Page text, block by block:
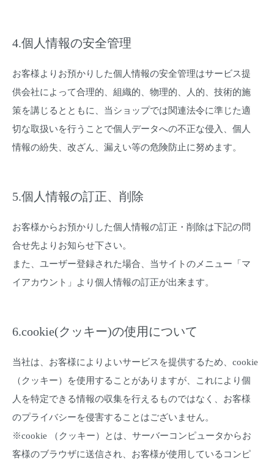
4.個人情報の安全管理
お客様よりお預かりした個人情報の安全管理はサービス提
供会社によって合理的、組織的、物理的、人的、技術的施
策を講じるとともに、当ショップでは関連法令に準じた適
切な取扱いを行うことで個人データへの不正な侵入、個人
情報の紛失、改ざん、漏えい等の危険防止に努めます。
5.個人情報の訂正、削除
お客様からお預かりした個人情報の訂正・削除は下記の問
合せ先よりお知らせ下さい。
また、ユーザー登録された場合、当サイトのメニュー「マ
イアカウント」より個人情報の訂正が出来ます。
6.cookie(クッキー)の使用について
当社は、お客様によりよいサービスを提供するため、cookie
（クッキー）を使用することがありますが、これにより個
人を特定できる情報の収集を行えるものではなく、お客様
のプライバシーを侵害することはございません。
※cookie （クッキー）とは、サーバーコンピュータからお
客様のブラウザに送信され、お客様が使用しているコンピ